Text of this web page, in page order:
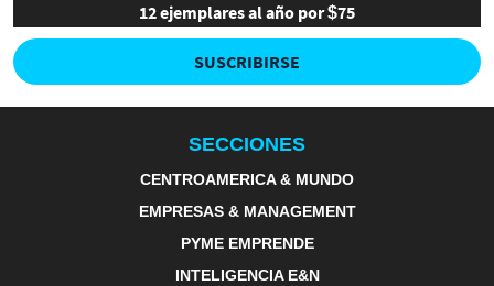
12 ejemplares al año por $75
SUSCRIBIRSE
SECCIONES
CENTROAMERICA & MUNDO
EMPRESAS & MANAGEMENT
PYME EMPRENDE
INTELIGENCIA E&N